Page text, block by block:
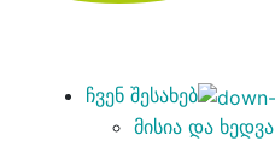
ჩვენ შესახებ
მისია და ხედვა